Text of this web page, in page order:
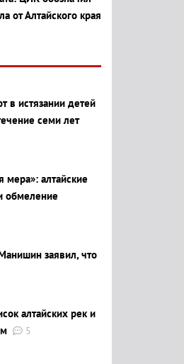
от Алтайского края
в истязании детей
семи лет
мера»: алтайские
обмеление
заявил, что
алтайских рек и
5